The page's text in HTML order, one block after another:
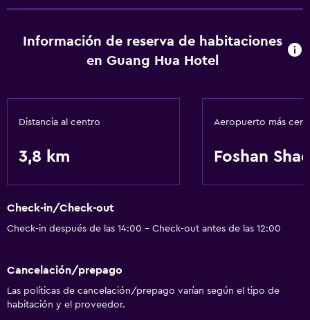
Información de reserva de habitaciones
en Guang Hua Hotel
Distancia al centro
3,8 km
Aeropuerto más
Foshan
Check-in/Check-out
Check-in después de las 14:00 - Check-out antes de las 12:00
Cancelación/prepago
Las políticas de cancelación/prepago varían según el tipo de
habitación y el proveedor.